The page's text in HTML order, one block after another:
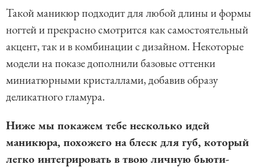
Такой маникюр подходит для любой длины и формы
ногтей и прекрасно смотрится как самостоятельный
акцент, так и в комбинации с дизайном. Некоторые
модели на показе дополнили базовые оттенки
миниатюрными кристаллами, добавив образу
деликатного гламура.
Ниже мы покажем тебе несколько идей
маникюра, похожего на блеск для губ, который
легко интегрировать в твою личную бьюти-